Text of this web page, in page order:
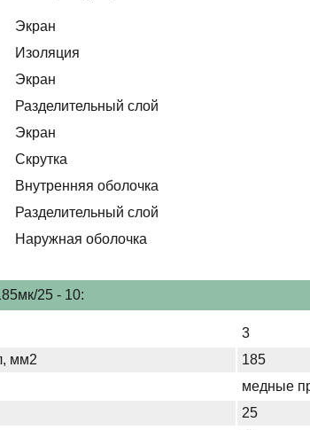
Экран
Изоляция
Экран
Разделительный слой
Экран
Скрутка
Внутренняя оболочка
Разделительный слой
Наружная оболочка
25 - 10:
3
мм2
185
медные
25